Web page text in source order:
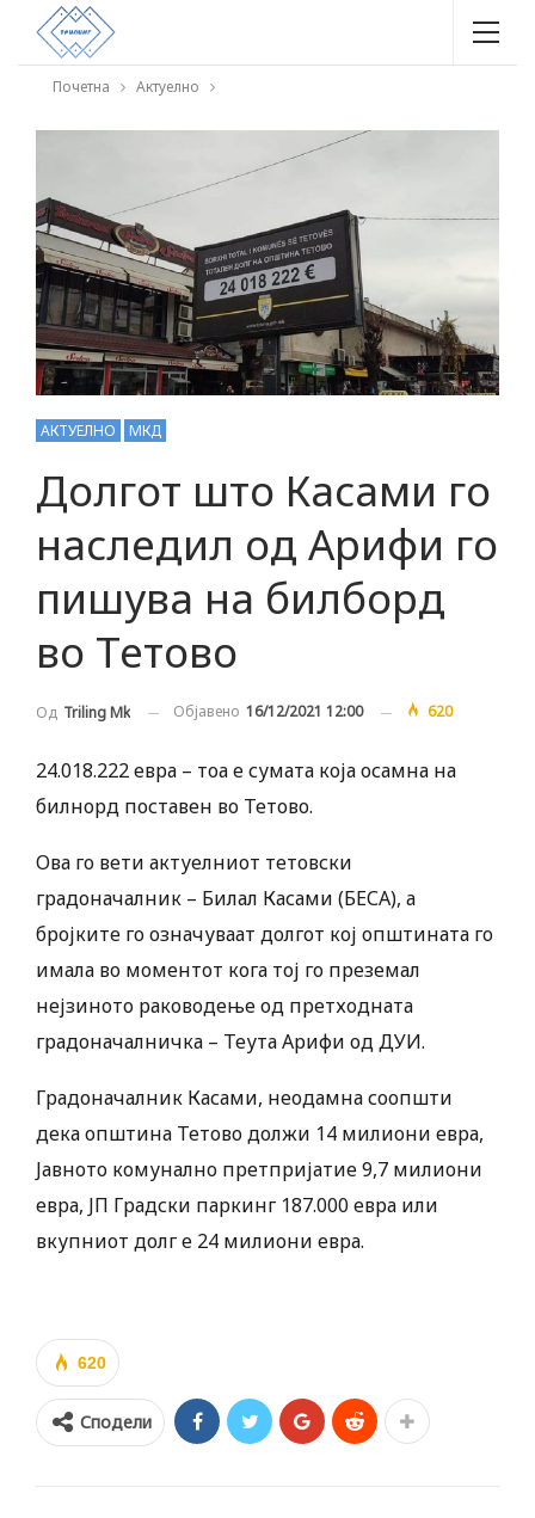
Почетна Актуелно
АКТУЕЛНО МКД
Долгот што Касами го
наследил од Арифи го
пишува на билборд
во Тетово
Од Triling Mk Објавено 16/12/2021 12:00 620
24.018.222 евра – тоа е сумата која осамна на
билнорд поставен во Тетово.
Ова го вети актуелниот тетовски
градоначалник – Билал Касами (БЕСА), а
бројките го означуваат долгот кој општината го
имала во моментот кога тој го преземал
нејзиното раководење од претходната
градоначалничка – Теута Арифи од ДУИ.
Градоначалник Касами, неодамна соопшти
дека општина Тетово должи 14 милиони евра,
Јавното комунално претпријатие 9,7 милиони
евра, ЈП Градски паркинг 187.000 евра или
вкупниот долг е 24 милиони евра.
620
Сподели